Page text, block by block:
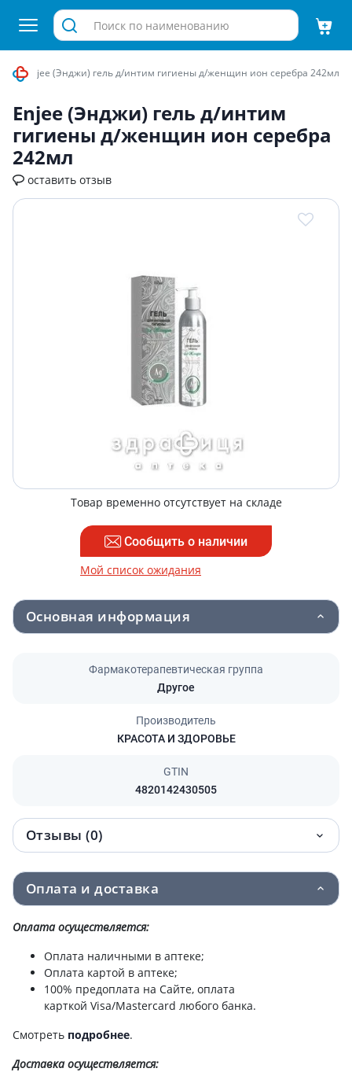
Enjee (Энджи) гель д/интим гигиены д/женщин ион серебра 242мл
Enjee (Энджи) гель д/интим
гигиены д/женщин ион серебра
242мл
оставить отзыв
Товар временно отсутствует на складе
Сообщить о наличии
Мой список ожидания
Основная информация
Фармакотерапевтическая группа
Другое
Производитель
КРАСОТА И ЗДОРОВЬЕ
GTIN
4820142430505
Отзывы (0)
Оплата и доставка
Оплата осуществляется:
Оплата наличными в аптеке;
Оплата картой в аптеке;
100% предоплата на Сайте, оплата
карткой Visa/Mastercard любого банка.
Смотреть подробнее.
Доставкаосуществляется: